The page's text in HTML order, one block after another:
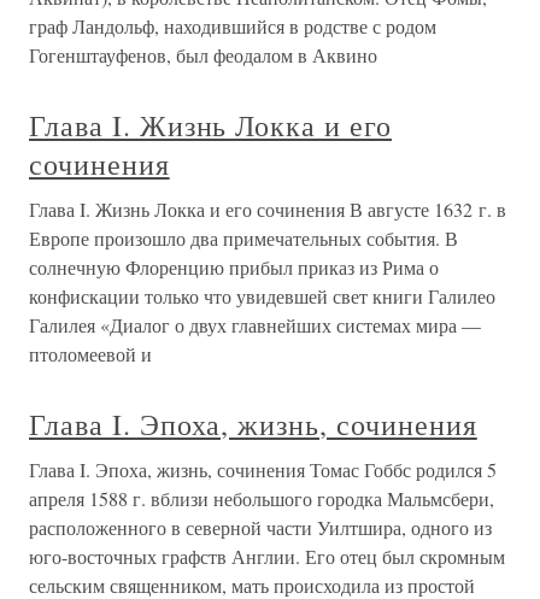
граф Ландольф, находившийся в родстве с родом
Гогенштауфенов, был феодалом в Аквино
Глава I. Жизнь Локка и его
сочинения
Глава I. Жизнь Локка и его сочинения В августе 1632 г. в
Европе произошло два примечательных события. В
солнечную Флоренцию прибыл приказ из Рима о
конфискации только что увидевшей свет книги Галилео
Галилея «Диалог о двух главнейших системах мира —
птоломеевой и
Глава I. Эпоха, жизнь, сочинения
Глава I. Эпоха, жизнь, сочинения Томас Гоббс родился 5
апреля 1588 г. вблизи небольшого городка Мальмсбери,
расположенного в северной части Уилтшира, одного из
юго-восточных графств Англии. Его отец был скромным
сельским священником, мать происходила из простой